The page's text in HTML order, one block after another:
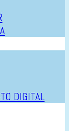
DIGITAL